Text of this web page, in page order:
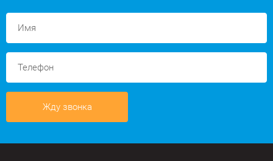
Жду звонка